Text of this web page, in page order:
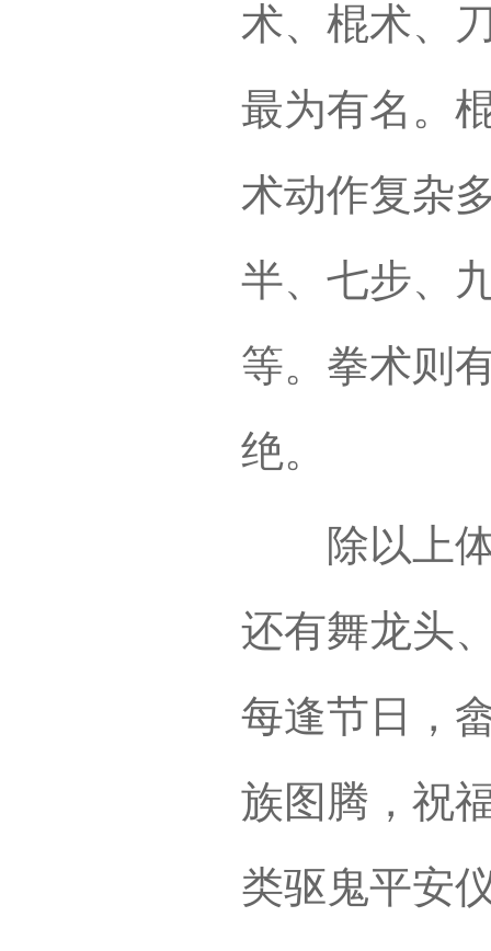
术、棍术、
最为有名。
术动作复杂
半、七步、
等。拳术则
绝。
除以上体
还有舞龙头
每逢节日，
族图腾，祝
类驱鬼平安